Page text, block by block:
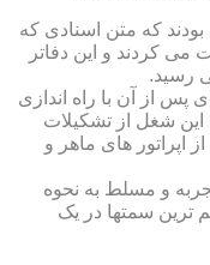
که متن اسنادی که
می کردند و این دفاتر
رسید.
سال ۱۳۹۵ و سال های پس از آن با راه اندازی
این شغل از تشکیلات
اپراتور های ماهر و
و مسلط به نحوه
ترین سمتها در یک